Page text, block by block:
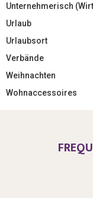
Unternehmerisch
Urlaub
Urlaubsort
Verbände
Weihnachten
Wohnaccessoires